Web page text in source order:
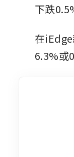
下跌
在iEdge
6.3%或